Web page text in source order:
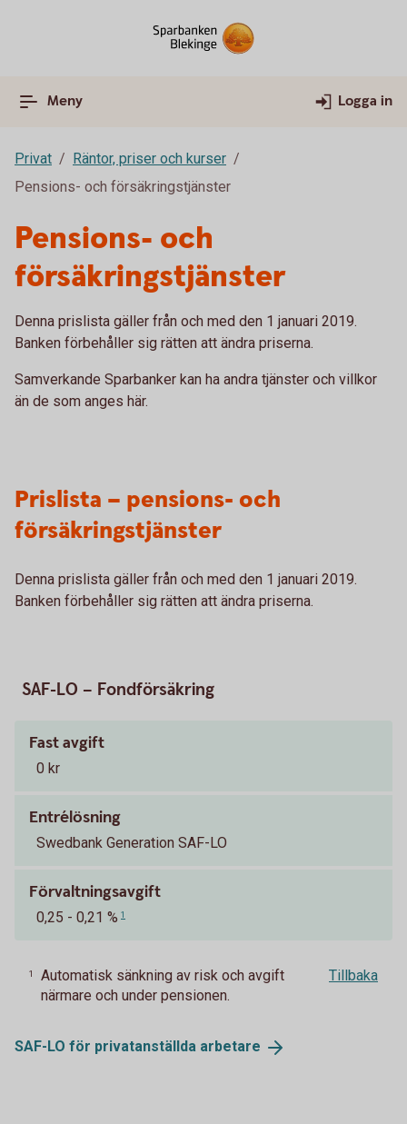
Meny Logga in
Privat
Räntor, priser och kurser
Pensions- och försäkringstjänster
Pensions- och
försäkringstjänster
Denna prislista gäller från och med den 1 januari 2019.
Banken förbehåller sig rätten att ändra priserna.
Samverkande Sparbanker kan ha andra tjänster och villkor
än de som anges här.
Prislista – pensions- och
försäkringstjänster
Denna prislista gäller från och med den 1 januari 2019.
Banken förbehåller sig rätten att ändra priserna.
SAF-LO – Fondförsäkring
Fast avgift
0 kr
Entrélösning
Swedbank Generation SAF-LO
Förvaltningsavgift
0,25 - 0,21 % 1
1
Automatisk sänkning av risk och avgift
närmare och under pensionen.
Tillbaka
SAF-LO för privatanställda arbetare